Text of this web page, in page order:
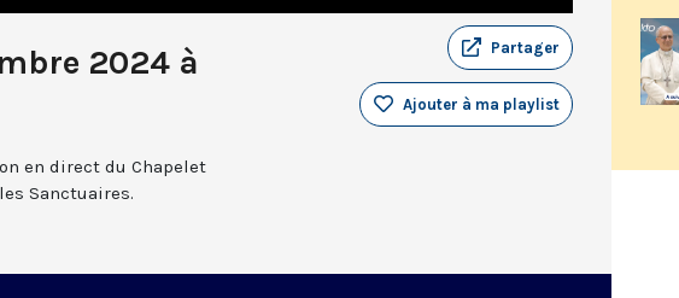
2024 à
Partager
Ajouter à ma playlist
en direct du Chapelet
Sanctuaires.